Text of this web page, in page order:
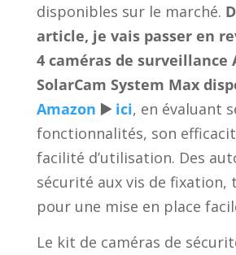
disponibles sur le marché.
article, je vais passer en
4 caméras de surveillance
SolarCam System Max
Amazon ▶️ici, en évaluant
fonctionnalités, son
facilité d’utilisation. Des
sécurité aux vis de fixation,
pour une mise en place
Le kit de caméras de